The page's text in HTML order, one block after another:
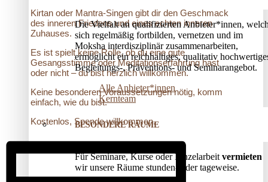
Die Vielfalt an qualifizierten Anbieter*innen,
sich regelmäßig fortbilden, vernetzen und im
Moksha interdisziplinär zusammenarbeiten,
ermöglicht ein reichhaltiges, qualitativ
Begleitungs-, Präventions­- und Seminarangebot.
Alle Anbieter*innen
Kernteam
BESONDERE RÄUME
Für Seminare, Kurse oder Einzelarbeit vermieten
wir unsere Räume stunden- oder tageweise.
Kirtan oder Mantra-Singen gibt dir den Geschmack
des inneren Friedens und eines echten inneren
Zuhauses.
Es ist spielt keine Rolle, ob du eine gute
Gesangsstimme oder Meditationserfahrung hast
oder nicht – du bist herzlich willkommen.
Keine besonderen Voraussetzungen nötig, komm
einfach, wie du bist.
Kostenlos, Spende willkommen.